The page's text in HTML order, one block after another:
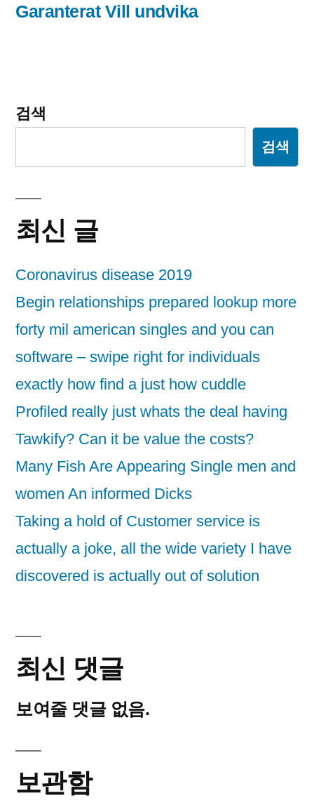
글:
Garanterat Vill undvika
검색
검색
최신 글
Coronavirus disease 2019
Begin relationships prepared lookup more
forty mil american singles and you can
software – swipe right for individuals
exactly how find a just how cuddle
Profiled really just whats the deal having
Tawkify? Can it be value the costs?
Many Fish Are Appearing Single men and
women An informed Dicks
Taking a hold of Customer service is
actually a joke, all the wide variety I have
discovered is actually out of solution
최신 댓글
보여줄 댓글 없음.
보관함